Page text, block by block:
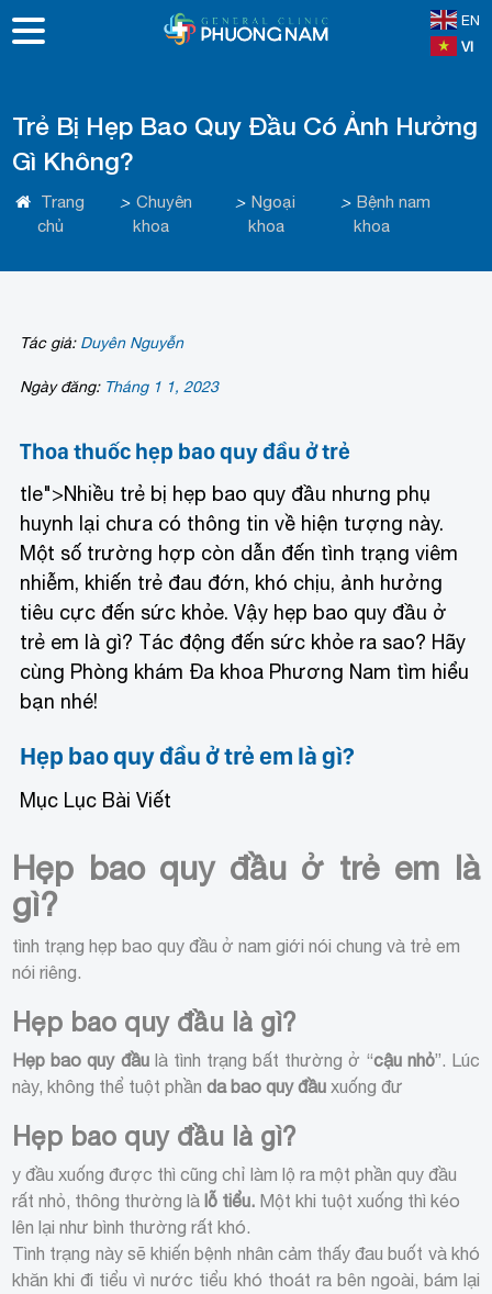
EN
VI
Trẻ Bị Hẹp Bao Quy Đầu Có Ảnh Hưởng
Gì Không?
Trang
chủ
> Chuyên
khoa
> Ngoại
khoa
> Bệnh nam
khoa
Tác giả: Duyên Nguyễn
Ngày đăng: Tháng 1 1, 2023
Thoa thuốc hẹp bao quy đầu ở trẻ
tle">Nhiều trẻ bị hẹp bao quy đầu nhưng phụ
huynh lại chưa có thông tin về hiện tượng này.
Một số trường hợp còn dẫn đến tình trạng viêm
nhiễm, khiến trẻ đau đớn, khó chịu, ảnh hưởng
tiêu cực đến sức khỏe. Vậy hẹp bao quy đầu ở
trẻ em là gì? Tác động đến sức khỏe ra sao? Hãy
cùng Phòng khám Đa khoa Phương Nam tìm hiểu
bạn nhé!
Hẹp bao quy đầu ở trẻ em là gì?
Mục Lục Bài Viết
Hẹp bao quy đầu ở trẻ em là
gì?
tình trạng hẹp bao quy đầu ở nam giới nói chung và trẻ em
nói riêng.
Hẹp bao quy đầu là gì?
Hẹp bao quy đầulà tình trạng bất thường ở “cậu nhỏ”. Lúc
này, không thể tuột phầnda bao quy đầu xuống đư
Hẹp bao quy đầu là gì?
y đầu xuống được thì cũng chỉ làm lộ ra một phần quy đầu
rất nhỏ, thông thường là lỗ tiểu. Một khi tuột xuống thì kéo
lên lại như bình thường rất khó.
Tình trạng này sẽ khiến bệnh nhân cảm thấy đau buốt và khó
khăn khi đi tiểu vì nước tiểu khó thoát ra bên ngoài, bám lại